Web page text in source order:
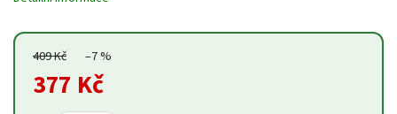
409 Kč –7 %
377 Kč